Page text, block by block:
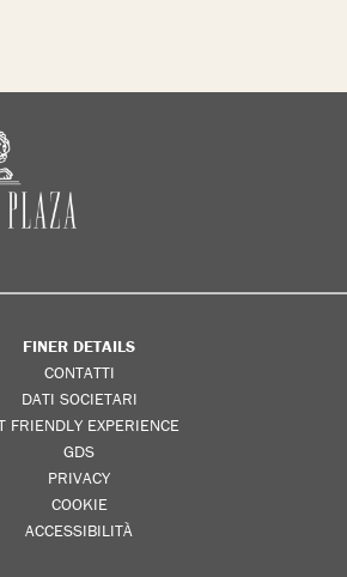
FINER DETAILS
CONTATTI
DATI SOCIETARI
FRIENDLY EXPERIENCE
GDS
PRIVACY
COOKIE
ACCESSIBILITÀ